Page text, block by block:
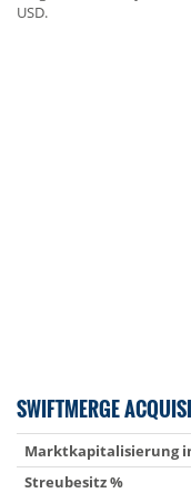
USD.
SWIFTMERGE
Marktkapitalisierung
Streubesitz %